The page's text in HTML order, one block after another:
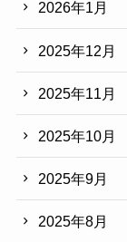
2026年1月
2025年12月
2025年11月
2025年10月
2025年9月
2025年8月